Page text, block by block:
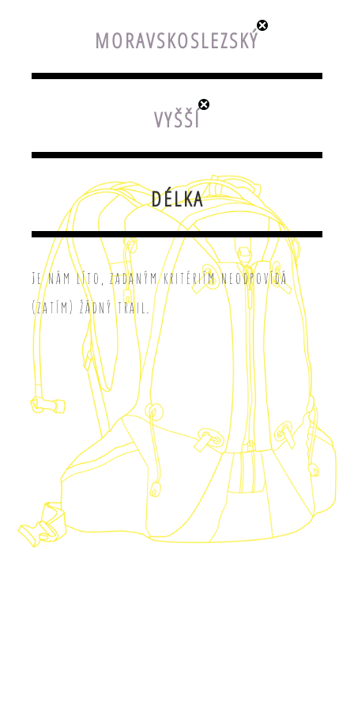
MORAVSKOSLEZSKÝ
VYŠŠÍ
DÉLKA
Je nám líto, zadaným kritériím neodpovídá
(zatím) žádný trail.